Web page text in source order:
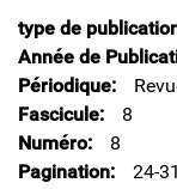
type de
Année de
Périodique
Fascicule
8
Numéro
8
Pagination
24-31